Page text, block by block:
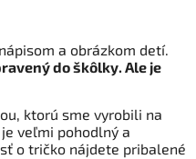
a obrázkom detí.
do škôlky. Ale je
ktorú sme vyrobili na
je veľmi pohodlný a
o tričko nájdete pribalené